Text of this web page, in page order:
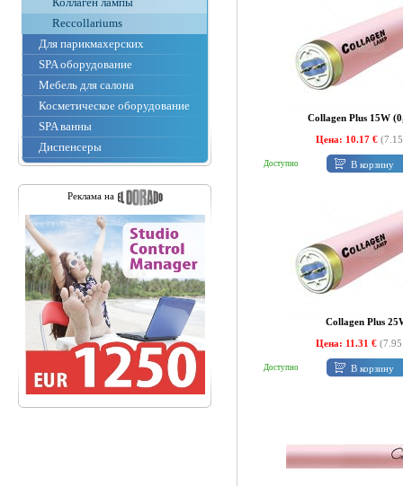
Reccollariums
Для парикмахерских
SPA оборудование
Мебель для салона
Косметическое оборудование
SPA ванны
Диспенсеры
Реклама на
Collagen Plus 15W
Цена: 10.17 €
Доступно В корзину
Collagen Plus
Цена: 11.31 €
Доступно В корзину